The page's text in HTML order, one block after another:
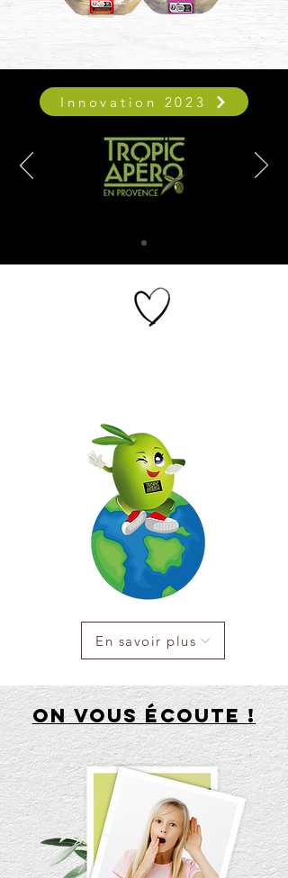
Innovation 2023
En savoir plus
On vous écoute !